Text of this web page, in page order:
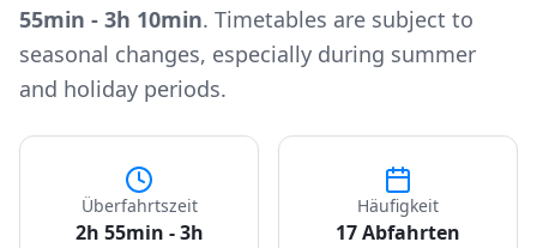
55min - 3h 10min. Timetables are subject to
seasonal changes, especially during summer
and holiday periods.
Überfahrtszeit
2h 55min - 3h
Häufigkeit
17 Abfahrten